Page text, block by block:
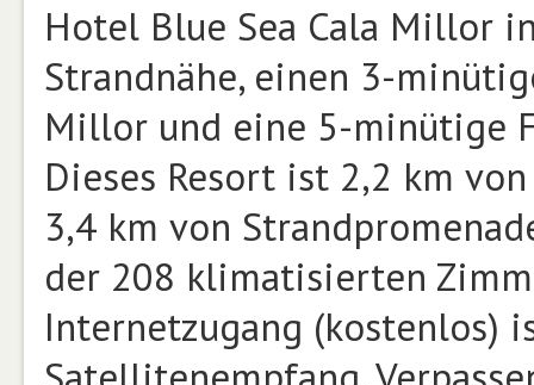
Hotel Blue Sea Cala Millor
Strandnähe, einen 3-
Millor und eine 5-minütige
Dieses Resort ist 2,2 km
3,4 km von
der 208 klimatisierten
Internetzugang (kostenlos)